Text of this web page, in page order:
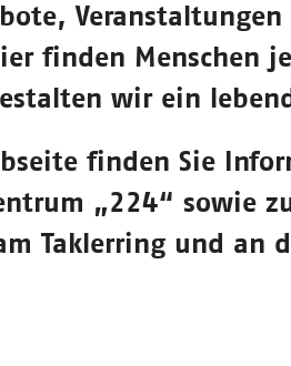
finden Menschen
wir ein
finden Sie
„224“ sowie
Taklerring und an